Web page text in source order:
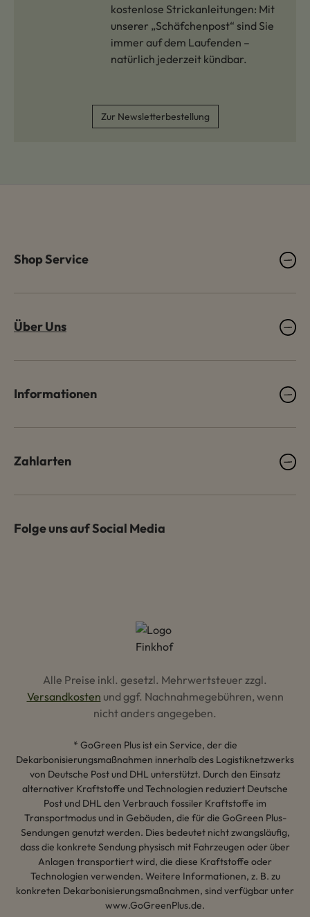
kostenlose Strickanleitungen: Mit
unserer „Schäfchenpost“ sind Sie
immer auf dem Laufenden –
natürlich jederzeit kündbar.
Zur Newsletterbestellung
Shop Service
Über Uns
Informationen
Zahlarten
Folge uns auf Social Media
Alle Preise inkl. gesetzl. Mehrwertsteuer zzgl.
Versandkosten und ggf. Nachnahmegebühren, wenn
nicht anders angegeben.
* GoGreen Plus ist ein Service, der die
Dekarbonisierungsmaßnahmen innerhalb des Logistiknetzwerks
von Deutsche Post und DHL unterstützt. Durch den Einsatz
alternativer Kraftstoffe und Technologien reduziert Deutsche
Post und DHL den Verbrauch fossiler Kraftstoffe im
Transportmodus und in Gebäuden, die für die GoGreen Plus-
Sendungen genutzt werden. Dies bedeutet nicht zwangsläufig,
dass die konkrete Sendung physisch mit Fahrzeugen oder über
Anlagen transportiert wird, die diese Kraftstoffe oder
Technologien verwenden. Weitere Informationen, z. B. zu
konkreten Dekarbonisierungsmaßnahmen, sind verfügbar unter
www.GoGreenPlus.de.